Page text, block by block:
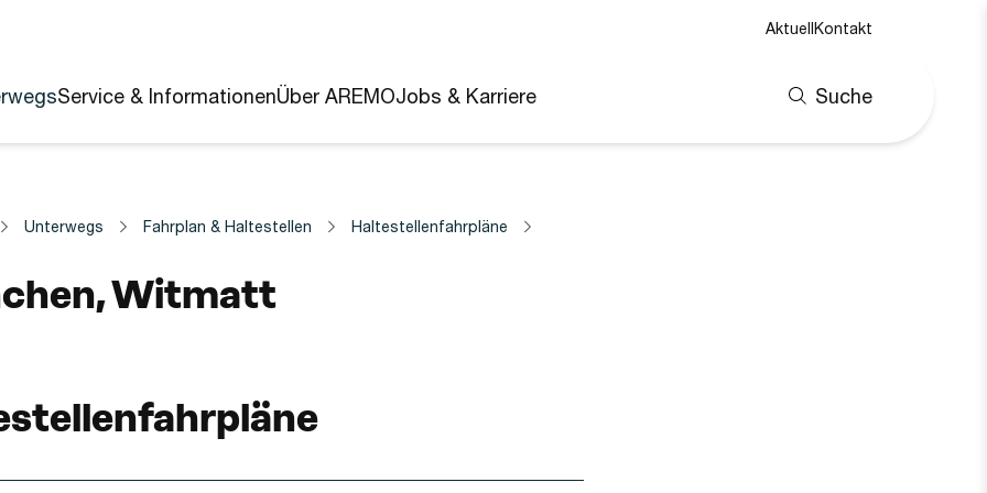
Service & InformationenÜber AREMOJobs & Karriere Suche
AktuellKontakt
Unterwegs Fahrplan & Haltestellen Haltestellenfahrpläne
Witmatt